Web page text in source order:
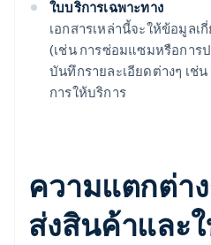
ใบบริการเฉพาะทาง
เอกสารเหล่านี้จะให้ข้อมูลเ
(เช่น การซ่อมแซมหรือการ
บันทึกรายละเอียดต่างๆ เช่
การให้บริการ
ความแตกต่า
ส่งสินค้าและ